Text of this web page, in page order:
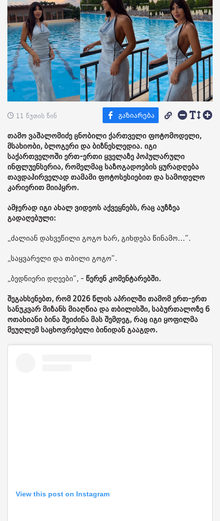
11 წუთის წინ
თამო ვაშალომიძე ცნობილი ქართველი ფოტომოდელი,
მსახიობი, ბლოგერი და ბიზნესლედია. იგი
საქართველოში ერთ-ერთი ყველაზე პოპულარული
ინფლუენსერია, რომელმაც საზოგადოების ყურადღება
თავდაპირველად თამამი ფოტოსესიებით და სამოდელო
კარიერით მიიპყრო.
ამჯერად იგი ახალ ვიდეოს აქვეყნებს, რაც აუზზეა
გადაღებული:
„ძალიან დახვეწილი გოგო ხარ, გიხდება წინამო...“.
„საყვარელი და თბილი გოგო“.
„ბედნიერი დღეები“, - წერენ კომენტარებში.
შეგახსენებთ, რომ 2026 წლის აპრილში თამომ ერთ-ერთ
სანუკვარ მიზანს მიაღწია და თბილისში, საბურთალოზე 6
ოთახიანი ბინა შეიძინა მას შემდეგ, რაც იგი ყოფილმა
მეუღლემ საცხოვრებელი ბინიდან გააგდო.
View this post on Instagram